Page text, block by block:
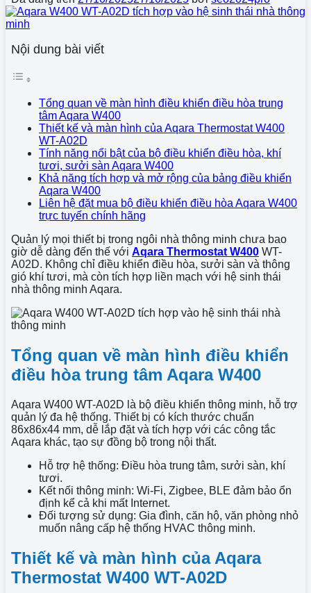
Nội dung bài viết
Tổng quan về màn hình điều khiển điều hòa trung
tâm Aqara W400
Thiết kế và màn hình của Aqara Thermostat W400
WT-A02D
Tính năng nổi bật của bộ điều khiển điều hòa, khí
tươi, sưởi sàn Aqara W400
Khả năng tích hợp và mở rộng của bảng điều khiển
Aqara W400
Liên hệ đặt mua bộ điều khiển điều hòa Aqara W400
trực tuyến chính hãng
Quản lý mọi thiết bị trong ngôi nhà thông minh chưa bao
giờ dễ dàng đến thế với Aqara Thermostat W400 WT-
A02D. Không chỉ điều khiển điều hòa, sưởi sàn và thông
gió khí tươi, mà còn tích hợp liền mạch với hệ sinh thái
nhà thông minh Aqara.
Tổng quan về màn hình điều khiển
điều hòa trung tâm Aqara W400
Aqara W400 WT-A02D là bộ điều khiển thông minh, hỗ trợ
quản lý đa hệ thống. Thiết bị có kích thước chuẩn
86x86x44 mm, dễ lắp đặt và tích hợp với các công tắc
Aqara khác, tạo sự đồng bộ trong nội thất.
Hỗ trợ hệ thống: Điều hòa trung tâm, sưởi sàn, khí
tươi.
Kết nối thông minh: Wi-Fi, Zigbee, BLE đảm bảo ổn
định kể cả khi mất Internet.
Đối tượng sử dụng: Gia đình, căn hộ, văn phòng nhỏ
muốn nâng cấp hệ thống HVAC thông minh.
Thiết kế và màn hình của Aqara
Thermostat W400 WT-A02D